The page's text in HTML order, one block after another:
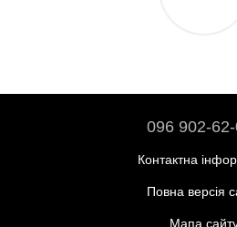
096 902-
Контактна
Повна версія
Мапа